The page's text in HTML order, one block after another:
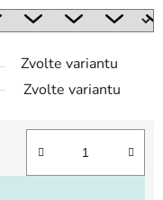
Zvolte variantu
Zvolte variantu